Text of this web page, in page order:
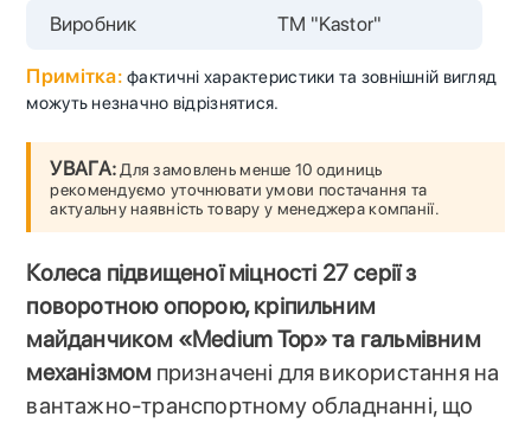
Виробник ТМ "Kastor"
Примітка: фактичні характеристики та зовнішній вигляд
можуть незначно відрізнятися.
УВАГА: Для замовлень менше 10 одиниць
рекомендуємо уточнювати умови постачання та
актуальну наявність товару у менеджера компанії.
Колеса підвищеної міцності 27 серії з
поворотною опорою, кріпильним
майданчиком «Medium Top» та гальмівним
механізмом призначені для використання на
вантажно-транспортному обладнанні, що